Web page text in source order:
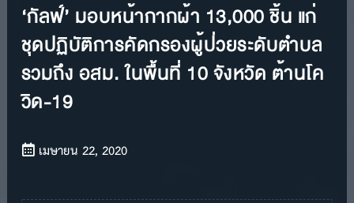
‘กัลฟ์’ มอบหน้ากากผ้า 13,000 ชิ้น แก่
ชุดปฏิบัติการคัดกรองผู้ป่วยระดับตำบล
รวมถึง อสม. ในพื้นที่ 10 จังหวัด ต้านโค
วิด-19
เมษายน 22, 2020